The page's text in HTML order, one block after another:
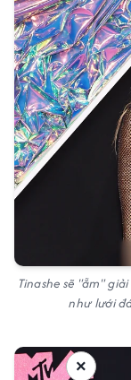
Tinashe sẽ "ẵm"
như lưới
×